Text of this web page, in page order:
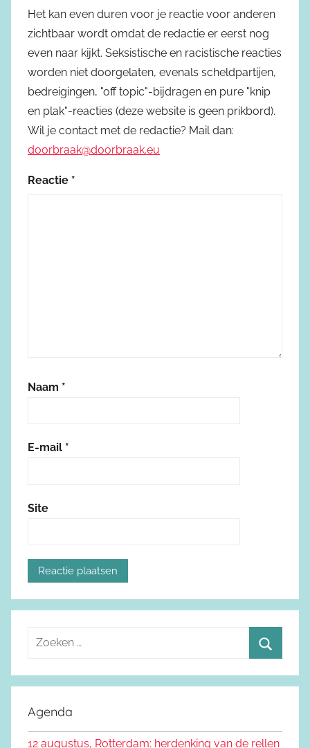
Het kan even duren voor je reactie voor anderen
zichtbaar wordt omdat de redactie er eerst nog
even naar kijkt. Seksistische en racistische reacties
worden niet doorgelaten, evenals scheldpartijen,
bedreigingen, "off topic"-bijdragen en pure "knip
en plak"-reacties (deze website is geen prikbord).
Wil je contact met de redactie? Mail dan:
doorbraak@doorbraak.eu
Reactie *
Naam *
E-mail *
Site
e
e
n
o
e
Agenda
12 augustus, Rotterdam: herdenking van de rellen